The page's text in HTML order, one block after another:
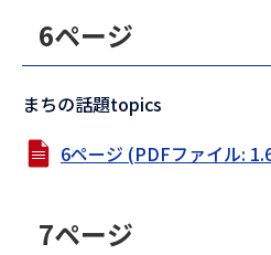
6ページ
まちの話題topics
6ページ (PDFファイル:
7ページ